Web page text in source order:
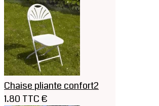
Chaise pliante confort2
1.80 TTC €